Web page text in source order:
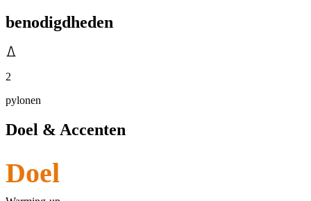
benodigdheden
2
pylonen
Doel & Accenten
Doel